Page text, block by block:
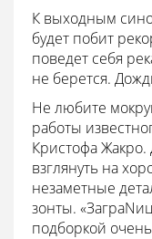
К выходным
будет побит
поведет себя
не берется.
Не любите
работы
Кристофа Жакро.
взглянуть на
незаметные
зонты.
подборкой